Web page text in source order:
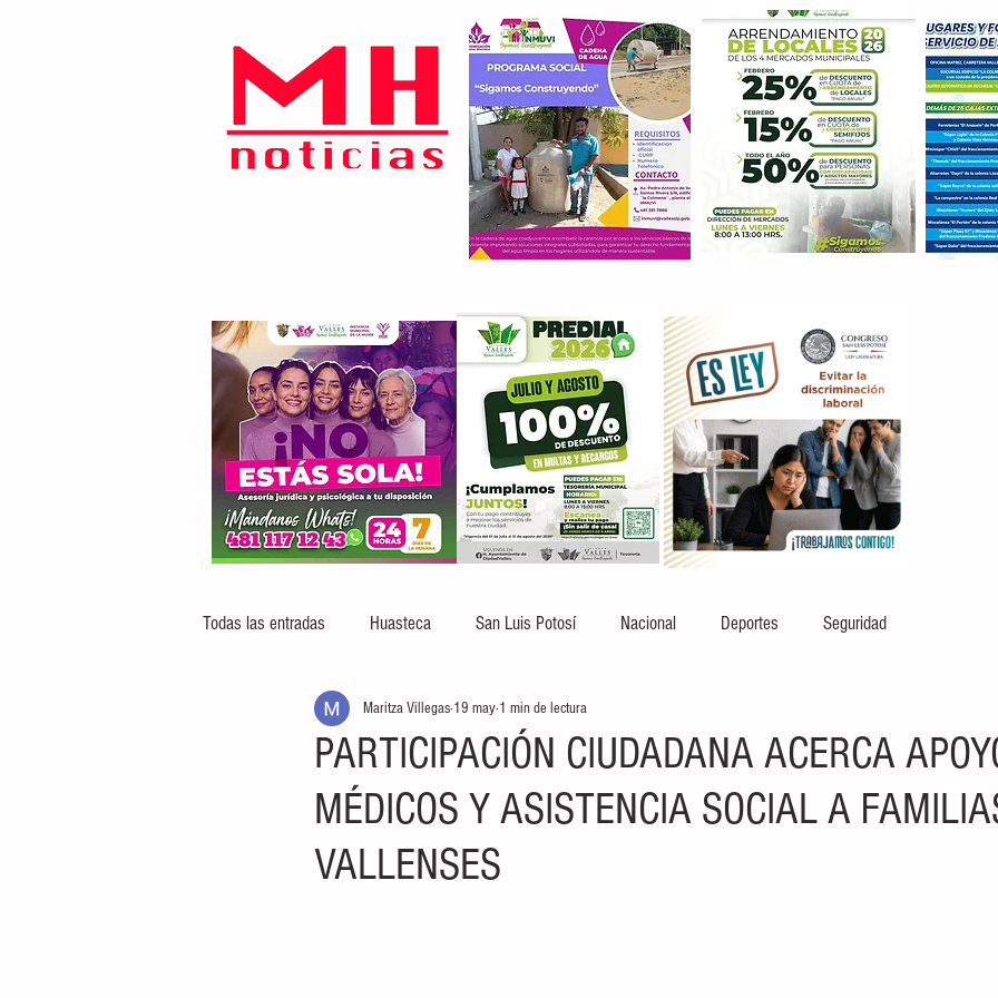
Todas las entradas Huasteca San Luis Potosí Nacional Deportes Seguridad
PARTICIPACIÓN CIUDADANA ACERCA
MÉDICOS Y ASISTENCIA SOCIAL A
VALLENSES
Maritza Villegas 19 may 1 min de lectura